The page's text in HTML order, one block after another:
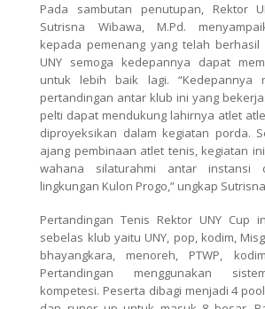
Pada sambutan penutupan, Rektor
Sutrisna Wibawa, M.Pd.
kepada pemenang yang telah berhasil
UNY semoga kedepannya dapat
untuk lebih baik lagi. “Kedepannya
pertandingan antar klub ini yang
pelti dapat mendukung lahirnya atlet
diproyeksikan dalam kegiatan porda.
ajang pembinaan atlet tenis, kegiatan
wahana silaturahmi antar
lingkungan Kulon Progo,” ungkap
Pertandingan Tenis Rektor UNY Cup
sebelas klub yaitu UNY, pop, kodim,
bhayangkara, menoreh, PTWP,
Pertandingan menggunakan
kompetesi. Peserta dibagi menjadi 4